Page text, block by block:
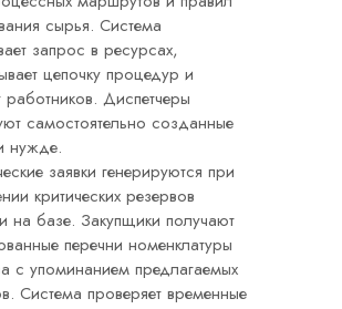
сырья. Система
запрос в ресурсах,
цепочку процедур и
работников. Диспетчеры
самостоятельно созданные
нужде.
заявки генерируются при
критических резервов
на базе. Закупщики получают
перечни номенклатуры
с упоминанием предлагаемых
Система проверяет временные